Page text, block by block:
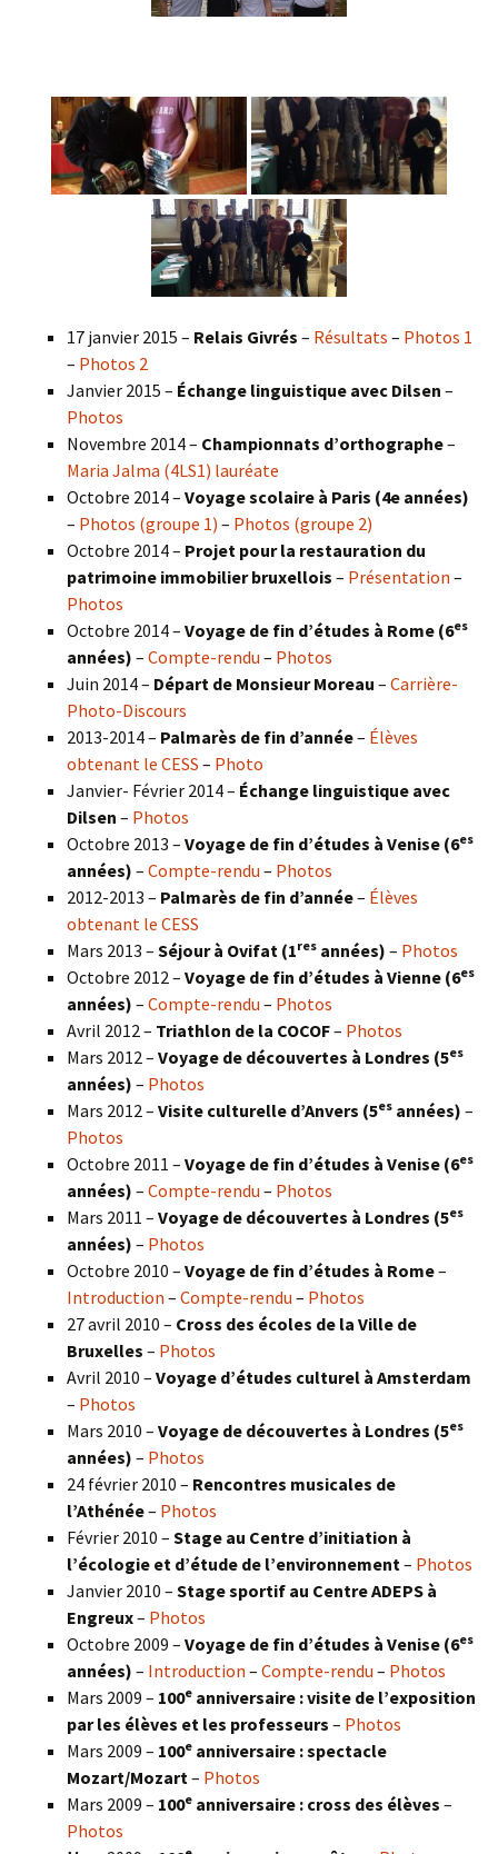
17 janvier 2015 – Relais Givrés – Résultats – Photos 1
– Photos 2
Janvier 2015 – Échange linguistique avec Dilsen –
Photos
Novembre 2014 – Championnats d’orthographe–
Maria Jalma (4LS1) lauréate
Octobre 2014 – Voyage scolaire à Paris (4e années)
– Photos (groupe 1) – Photos (groupe 2)
Octobre 2014 – Projet pour la restauration du
patrimoine immobilier bruxellois – Présentation –
Photos
Octobre 2014 – Voyage de fin d’études à Rome (6es
années) – Compte-rendu – Photos
Juin 2014 – Départ de Monsieur Moreau – Carrière-
Photo-Discours
2013-2014 – Palmarès de fin d’année– Élèves
obtenant le CESS – Photo
Janvier- Février 2014 – Échange linguistique avec
Dilsen – Photos
Octobre 2013 – Voyage de fin d’études à Venise (6es
années) – Compte-rendu – Photos
2012-2013 – Palmarès de fin d’année– Élèves
obtenant le CESS
Mars 2013 – Séjour à Ovifat (1res années) – Photos
Octobre 2012 – Voyage de fin d’études à Vienne (6es
années) – Compte-rendu – Photos
Avril 2012 – Triathlon de la COCOF– Photos
Mars 2012 – Voyage de découvertes à Londres (5es
années) – Photos
Mars 2012 – Visite culturelle d’Anvers (5es années) –
Photos
Octobre 2011 – Voyage de fin d’études à Venise (6es
années) – Compte-rendu – Photos
Mars 2011 – Voyage de découvertes à Londres (5es
années) – Photos
Octobre 2010 – Voyage de fin d’études à Rome–
Introduction – Compte-rendu – Photos
27 avril 2010 – Cross des écoles de la Ville de
Bruxelles – Photos
Avril 2010 – Voyage d’études culturel à Amsterdam
– Photos
Mars 2010 – Voyage de découvertes à Londres (5es
années) – Photos
24 février 2010 – Rencontres musicales de
l’Athénée– Photos
Février 2010 – Stage au Centre d’initiation à
l’écologie et d’étude de l’environnement– Photos
Janvier 2010 – Stage sportif au Centre ADEPS à
Engreux– Photos
Octobre 2009 – Voyage de fin d’études à Venise (6es
années) – Introduction – Compte-rendu – Photos
Mars 2009 – 100e anniversaire : visite de l’exposition
par les élèves et les professeurs – Photos
Mars 2009 – 100e anniversaire : spectacle
Mozart/Mozart– Photos
Mars 2009 – 100e anniversaire : cross des élèves –
Photos